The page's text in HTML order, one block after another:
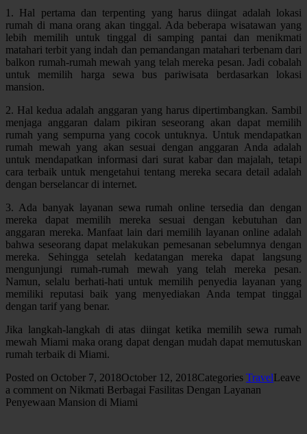
1. Hal pertama dan terpenting yang harus diingat adalah lokasi
rumah di mana orang akan tinggal. Ada beberapa wisatawan yang
lebih memilih untuk tinggal di samping pantai dan menikmati
matahari terbit yang indah dan pemandangan matahari terbenam dari
balkon rumah-rumah mewah yang telah mereka pesan. Jadi cobalah
untuk memilih harga sewa bus pariwisata berdasarkan lokasi
mansion.
2. Hal kedua adalah anggaran yang harus dipertimbangkan. Sambil
menjaga anggaran dalam pikiran seseorang akan dapat memilih
rumah yang sempurna yang cocok untuknya. Untuk mendapatkan
rumah mewah yang akan sesuai dengan anggaran Anda adalah
untuk mendapatkan informasi dari surat kabar dan majalah, tetapi
cara terbaik untuk mengetahui tentang mereka secara detail adalah
dengan berselancar di internet.
3. Ada banyak layanan sewa rumah online tersedia dan dengan
mereka dapat memilih mereka sesuai dengan kebutuhan dan
anggaran mereka. Manfaat lain dari memilih layanan online adalah
bahwa seseorang dapat melakukan pemesanan sebelumnya dengan
mereka. Sehingga setelah kedatangan mereka dapat langsung
mengunjungi rumah-rumah mewah yang telah mereka pesan.
Namun, selalu berhati-hati untuk memilih penyedia layanan yang
memiliki reputasi baik yang menyediakan Anda tempat tinggal
dengan tarif yang benar.
Jika langkah-langkah di atas diingat ketika memilih sewa rumah
mewah Miami maka orang dapat dengan mudah dapat memutuskan
rumah terbaik di Miami.
Posted on October 7, 2018October 12, 2018Categories TravelLeave
a comment on Nikmati Berbagai Fasilitas Dengan Layanan
Penyewaan Mansion di Miami